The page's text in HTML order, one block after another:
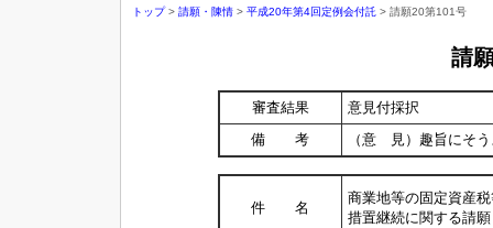
トップ> 請願・陳情 > 平成20年第4回定例会付託 > 請願20第101号
請
審査結果
意見付採択
備 考
（意 見）趣旨にそ
件 名
商業地等の固定資産
措置継続に関する請願